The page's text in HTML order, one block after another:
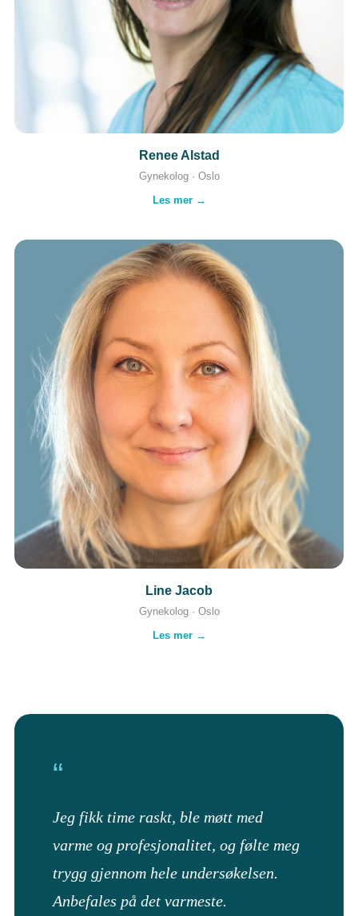
Renee Alstad
Gynekolog · Oslo
Les mer →
Line Jacob
Gynekolog · Oslo
Les mer →
“
Jeg fikk time raskt, ble møtt med
varme og profesjonalitet, og følte meg
trygg gjennom hele undersøkelsen.
Anbefales på det varmeste.